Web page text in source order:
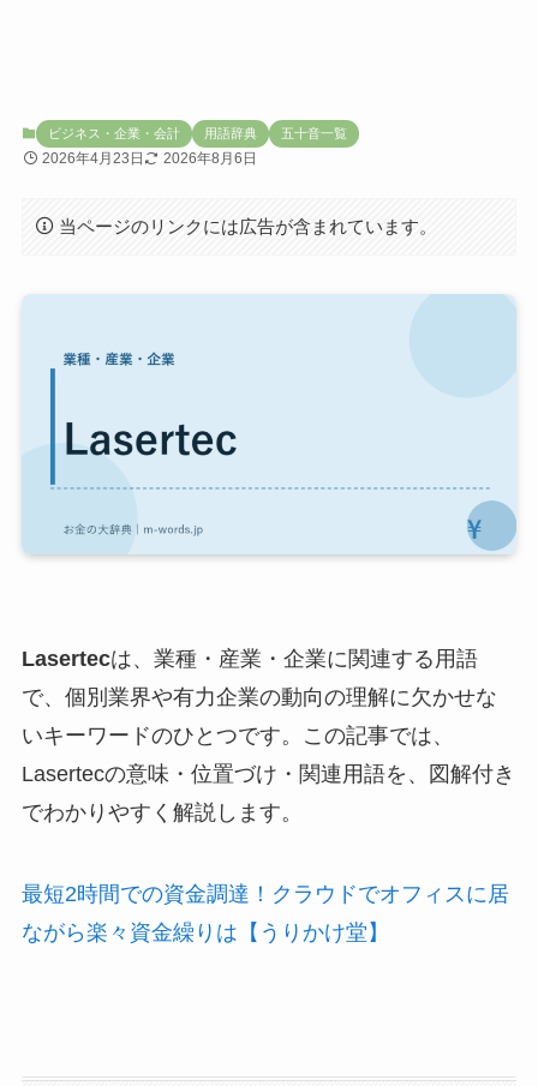
ビジネス・企業・会計 用語辞典 五十音一覧
2026年4月23日 2026年8月6日
当ページのリンクには広告が含まれています。
Lasertecは、業種・産業・企業に関連する用語
で、個別業界や有力企業の動向の理解に欠かせな
いキーワードのひとつです。この記事では、
Lasertecの意味・位置づけ・関連用語を、図解付き
でわかりやすく解説します。
最短2時間での資金調達！クラウドでオフィスに居
ながら楽々資金繰りは【うりかけ堂】